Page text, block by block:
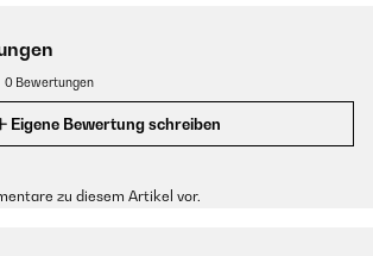
0 Bewertungen
Eigene Bewertung schreiben
zu diesem Artikel vor.